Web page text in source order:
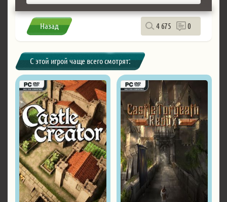
Назад 4 675 0
С этой игрой чаще всего смотрят: